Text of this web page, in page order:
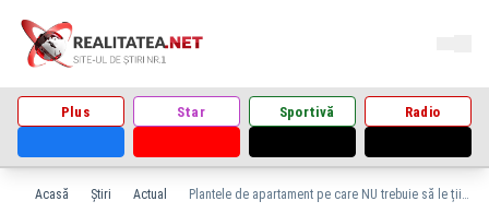
Plus Star Sportivă Radio
Acasă Știri Actual Plantele de apartament pe care NU trebuie să le ții în casă dacă ai pisici. Sunt toxice pentru animalele de companie